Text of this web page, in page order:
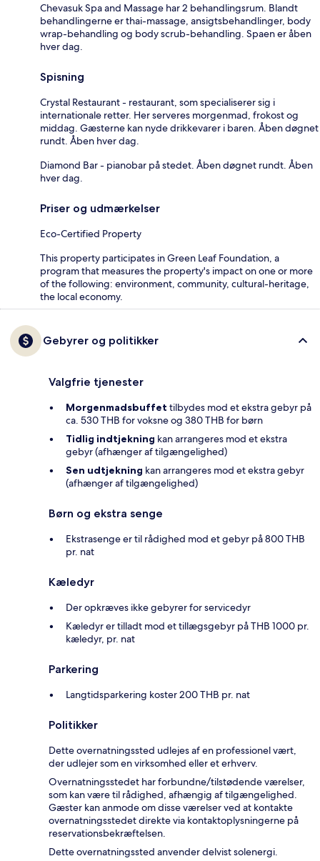
Chevasuk Spa and Massage har 2 behandlingsrum. Blandt
behandlingerne er thai-massage, ansigtsbehandlinger, body
wrap-behandling og body scrub-behandling. Spaen er åben
hver dag.
Spisning
Crystal Restaurant - restaurant, som specialiserer sig i
internationale retter. Her serveres morgenmad, frokost og
middag. Gæsterne kan nyde drikkevarer i baren. Åben døgnet
rundt. Åben hver dag.
Diamond Bar - pianobar på stedet. Åben døgnet rundt. Åben
hver dag.
Priser og udmærkelser
Eco-Certified Property
This property participates in Green Leaf Foundation, a
program that measures the property's impact on one or more
of the following: environment, community, cultural-heritage,
the local economy.
Gebyrer og politikker
Valgfrie tjenester
Morgenmadsbuffet tilbydes mod et ekstra gebyr på
ca. 530 THB for voksne og 380 THB for børn
Tidlig indtjekning kan arrangeres mod et ekstra
gebyr (afhænger af tilgængelighed)
Sen udtjekning kan arrangeres mod et ekstra gebyr
(afhænger af tilgængelighed)
Børn og ekstra senge
Ekstrasenge er til rådighed mod et gebyr på 800 THB
pr. nat
Kæledyr
Der opkræves ikke gebyrer for servicedyr
Kæledyr er tilladt mod et tillægsgebyr på THB 1000 pr.
kæledyr, pr. nat
Parkering
Langtidsparkering koster 200 THB pr. nat
Politikker
Dette overnatningssted udlejes af en professionel vært,
der udlejer som en virksomhed eller et erhverv.
Overnatningsstedet har forbundne/tilstødende værelser,
som kan være til rådighed, afhængig af tilgængelighed.
Gæster kan anmode om disse værelser ved at kontakte
overnatningsstedet direkte via kontaktoplysningerne på
reservationsbekræftelsen.
Dette overnatningssted anvender delvist solenergi.